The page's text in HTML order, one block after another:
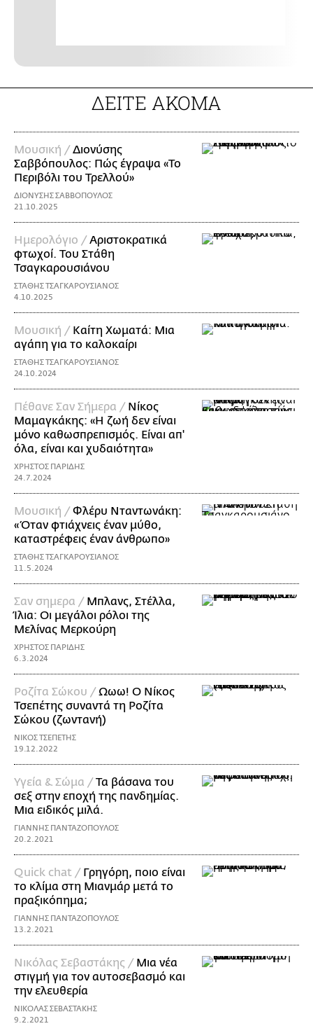
ΔΕΙΤΕ ΑΚΟΜΑ
Μουσική /Διονύσης
Σαββόπουλος: Πώς έγραψα «Το
Περιβόλι του Τρελλού»
ΔΙΟΝΥΣΗΣ ΣΑΒΒΟΠΟΥΛΟΣ
21.10.2025
Ημερολόγιο /Αριστοκρατικά
φτωχοί. Του Στάθη
Τσαγκαρουσιάνου
ΣΤΑΘΗΣ ΤΣΑΓΚΑΡΟΥΣΙΑΝΟΣ
4.10.2025
Μουσική / Καίτη Χωματά: Μια
αγάπη για το καλοκαίρι
ΣΤΑΘΗΣ ΤΣΑΓΚΑΡΟΥΣΙΑΝΟΣ
24.10.2024
Πέθανε Σαν Σήμερα / Νίκος
Μαμαγκάκης: «Η ζωή δεν είναι
μόνο καθωσπρεπισμός. Είναι απ'
όλα, είναι και χυδαιότητα»
ΧΡΗΣΤΟΣ ΠΑΡΙΔΗΣ
24.7.2024
Μουσική /Φλέρυ Νταντωνάκη:
«Όταν φτιάχνεις έναν μύθο,
καταστρέφεις έναν άνθρωπο»
ΣΤΑΘΗΣ ΤΣΑΓΚΑΡΟΥΣΙΑΝΟΣ
11.5.2024
Σαν σημερα / Μπλανς, Στέλλα,
Ίλια: Οι μεγάλοι ρόλοι της
Μελίνας Μερκούρη
ΧΡΗΣΤΟΣ ΠΑΡΙΔΗΣ
6.3.2024
Ροζίτα Σώκου /Ωωω! Ο Νίκος
Τσεπέτης συναντά τη Ροζίτα
Σώκου (ζωντανή)
ΝΙΚΟΣ ΤΣΕΠΕΤΗΣ
19.12.2022
Υγεία & Σώμα /Τα βάσανα του
σεξ στην εποχή της πανδημίας.
Μια ειδικός μιλά.
ΓΙΑΝΝΗΣ ΠΑΝΤΑΖΟΠΟΥΛΟΣ
20.2.2021
Quick chat / Γρηγόρη, ποιο είναι
το κλίμα στη Μιανμάρ μετά το
πραξικόπημα;
ΓΙΑΝΝΗΣ ΠΑΝΤΑΖΟΠΟΥΛΟΣ
13.2.2021
Νικόλας Σεβαστάκης / Μια νέα
στιγμή για τον αυτοσεβασμό και
την ελευθερία
ΝΙΚΟΛΑΣ ΣΕΒΑΣΤΑΚΗΣ
9.2.2021